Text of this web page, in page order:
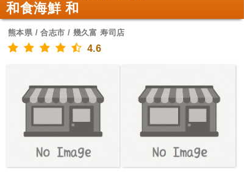
和食海鮮 和
熊本県 / 合志市 / 幾久富 寿司店
4.6